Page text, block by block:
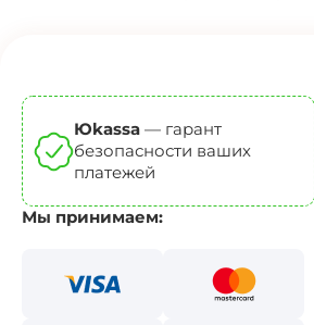
Юkassa — гарант
безопасности ваших
платежей
Мы принимаем: